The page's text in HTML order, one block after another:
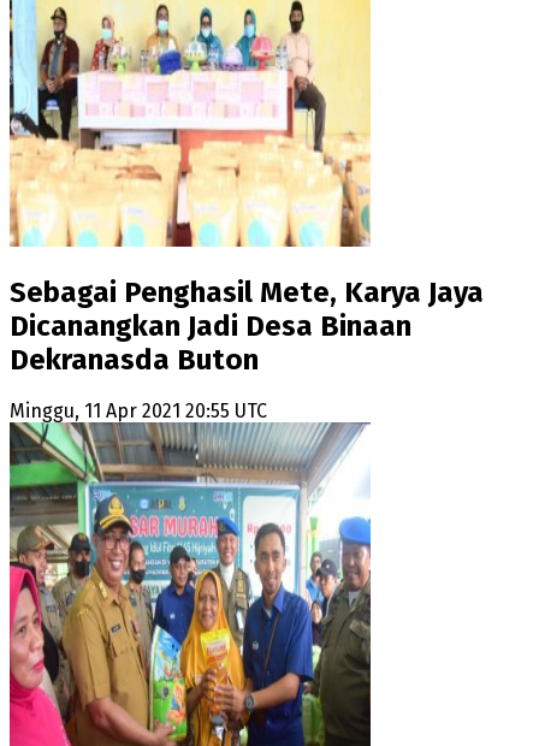
Sebagai Penghasil Mete, Karya Jaya
Dicanangkan Jadi Desa Binaan
Dekranasda Buton
Minggu, 11 Apr 2021 20:55 UTC